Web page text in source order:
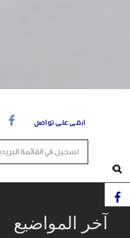
ابقى على تواصل
آخر المواضيع